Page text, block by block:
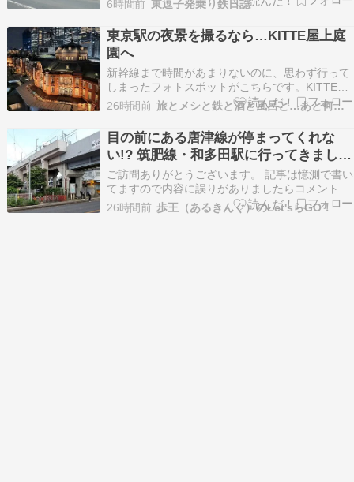
仙石線は高城町・石巻間が不通。代行バスと徒歩
移動で東名駅や野蒜駅など仙石線沿線を回りまし
た。その２へ平成23年（2011年）６月12日
（日）（前…
6時間前 東逗子発乗り鉄日誌
東京駅の夜景を撮るなら…KITTE屋上庭
園へ
新幹線まで時間があまりないのに、思わず行って
しまったフォトスポットがこちらです。KITTE屋
上庭園からの東京駅比較的有名処ですが、王道の
広場正面とともに、東京駅丸の内駅舎の夜景を撮
るなら訪ねたいスポット...
26時間前 旅とメシと鉄と酒と風呂と…あと何だ？
目の前にある唐津線が停まってくれな
い!? 筑肥線・和多田駅に行ってきました
【まったり駅探訪】
ご訪問ありがとうございます。 記事は憶測で書い
てますので内容に誤りがありましたらコメント等
でご指摘頂けると助かります。 全国のJR駅が見
たい時はこちら→☆ 第三セクター・私鉄駅が見た
26時間前 歩王（あるきんぐ）のLet'sらGO！